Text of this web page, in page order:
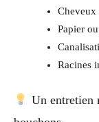
Cheveux
Papier
Racines
Un entretien